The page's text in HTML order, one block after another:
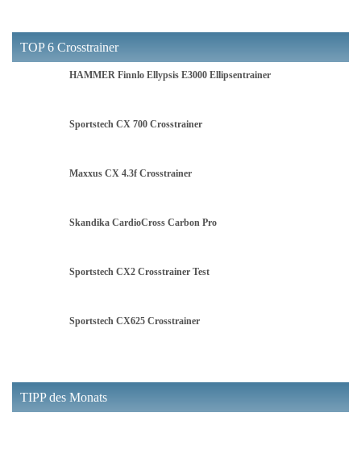
TOP 6 Crosstrainer
HAMMER Finnlo Ellypsis E3000 Ellipsentrainer
Sportstech CX 700 Crosstrainer
Maxxus CX 4.3f Crosstrainer
Skandika CardioCross Carbon Pro
Sportstech CX2 Crosstrainer Test
Sportstech CX625 Crosstrainer
TIPP des Monats